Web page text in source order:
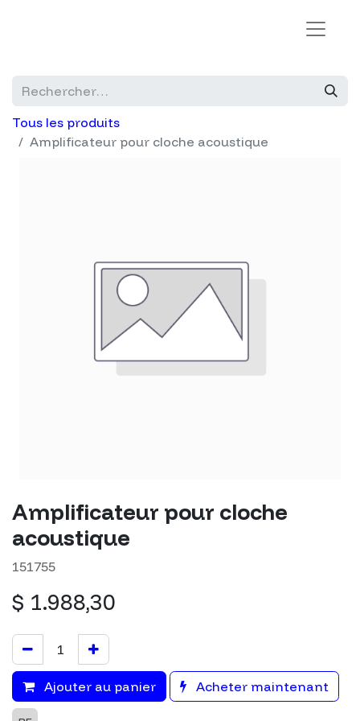
Tous les produits
Amplificateur pour cloche acoustique
Amplificateur pour cloche
acoustique
151755
$ 1.988,30
Ajouter au panier Acheter maintenant